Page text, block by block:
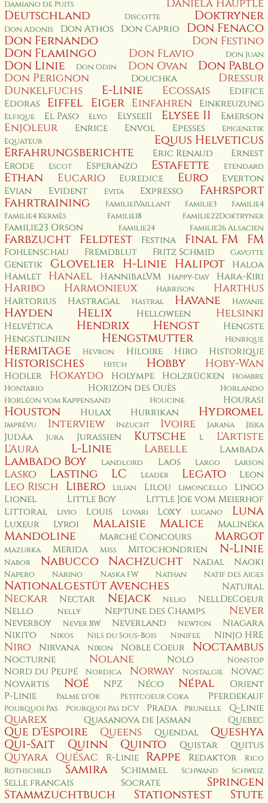
Damiano de Puits
Daniela Häuptle
Deutschland Discotte Doktryner
Don Adonis Don Athos Don Caprio
Don Fenaco
Don Fernando
Don Festino
Don Flamingo Don Flavio Don Juan
Don Linie Don Odin Don Ovan Don Pablo
Don Perignon Douchka
Dressur
Dunkelfuchs
E-Linie Ecossais
Edifice
Edoras
Eiffel Eiger Einfahren Einkreuzung
Elfique El Paso Elyo ElyseeII Elysee II Emerson
Enjoleur Enrice Envol Epesses
Epigenetik
Equateur
Equus Helveticus
Erfahrungsberichte
Eric Renaud
Ernest
Erode
Escot Esperanzo Estafette Etendard
Ethan Eucario Euredice Euro
Everton
Evian
Evident Evita Expresso
Fahrsport
Fahrtraining
Familie1Vaillant Familie3
Familie4
Familie4 Kermès
Familie18 Familie22Doktryner
Familie23 Orson Familie24 Familie26 Alsacien
Farbzucht Feldtest Festina Final FM FM
Fohlenschau Fremdblut Fritz Schmid Gavotte
Genetik Glovelier H-Linie Halipot
Haloa
Hamlet
Hanael HannibalVM Happy-Day Hara-Kiri
Haribo Harmonieux Harrison Harthus
Hartorius Hastragal Hastral Havane Havanie
Hayden Helix Helloween Helsinki
Helvética Hendrix Hengst
Hengste
Hengstlinien
Hengstmutter Henrique
Hermitage Hevron Hiloire Hiro Historique
Historisches Hitch Hobby Hoby-Wan
Hodler Hokaydo Holympe Holzrücken
Hombre
Hontario
Horizon des Ouès
Horlando
Horléon vom Kappensand
Houcine Hourasi
Houston Hulax Hurrikan Hydromel
Imprévu Interview Inzucht Ivoire Jarana Jiska
Judäa Jura Jurassien Kutsche L
L'Artiste
L'Aura
L-Linie Labelle Lambada
Lambado Boy Landlord Laos Largo Larson
Lasko Lasting LC Leader Legato Leon
Leo Risch Libero Lilian Lilou Limoncello
Lingo
Lionel
Little Boy
Little Joe vom Meierhof
Littoral
Livio Louis Lovari Loxy Lugano Luna
Luxeur Lyroi Malaisie Malice Malinéka
Mandoline Marché Concours Margot
Mazurka Merida Miss Mitochondrien N-Linie
Nabor Nabucco Nachzucht Nadal Naoki
Napero Narino Naska FW Nathan Natif des Aiges
Nationalgestüt Avenches Natural
Neckar Nectar Nejack Nelio
NellDeCoeur
Nello
Nelly Neptune des Champs Never
Neverboy Never BW Neverland Newton
Niagara
Nikito
Nikos Nils du Sous-Bois Ninifee Ninjo HRE
Niro Nirvana Nixon Noble Coeur Noctambus
Nocturne Nolane Nolo Nonstop
Nord du Peupé Nordica Norway Nostalgie
Novac
Novartis
Noé NPZ Néco Népal
Orient
P-Linie
Palme d'Or Petitcoeur Coka Pferdekauf
Pourquoi Pas Pourquoi Pas dCV Prada Prunelle Q-Linie
Quarex Quasanova de Jasman Quebec
Que d'Espoire Queens Quendal
Queshya
Qui-Sait
Quinn Quinto Quistar Quitus
Quyara Quésac R-Linie Rappe Redaktor
Rico
Rothschild
Samira Schimmel Schwand Schweiz
Selle francais Socrate
Springen
Stammzuchtbuch
Stationstest Stute